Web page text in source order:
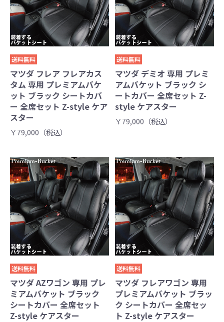
送料無料
マツダ フレア フレアカス
タム 専用 プレミアムバケ
ット ブラック シートカバ
ー 全席セット Z-style ケア
スター
￥79,000（税込）
送料無料
マツダ デミオ 専用 プレミ
アムバケット ブラック シ
ートカバー 全席セット Z-
style ケアスター
￥79,000（税込）
送料無料
マツダ AZワゴン 専用 プレ
ミアムバケット ブラック
シートカバー 全席セット
Z-style ケアスター
送料無料
マツダ フレアワゴン 専用
プレミアムバケット ブラッ
ク シートカバー 全席セッ
ト Z-style ケアスター